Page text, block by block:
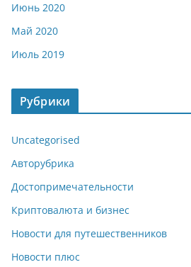
Июнь 2020
Май 2020
Июль 2019
Рубрики
Uncategorised
Авторубрика
Достопримечательности
Криптовалюта и бизнес
Новости для путешественников
Новости плюс